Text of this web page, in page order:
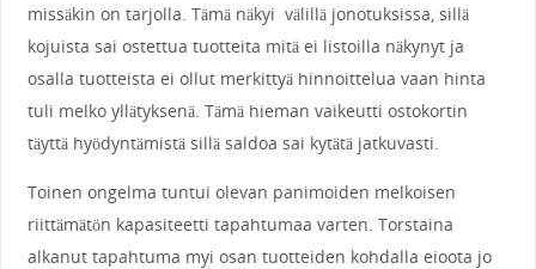
missäkin on tarjolla. Tämä näkyi välillä jonotuksissa, sillä
kojuista sai ostettua tuotteita mitä ei listoilla näkynyt ja
osalla tuotteista ei ollut merkittyä hinnoittelua vaan hinta
tuli melko yllätyksenä. Tämä hieman vaikeutti ostokortin
täyttä hyödyntämistä sillä saldoa sai kytätä jatkuvasti.
Toinen ongelma tuntui olevan panimoiden melkoisen
riittämätön kapasiteetti tapahtumaa varten. Torstaina
alkanut tapahtuma myi osan tuotteiden kohdalla eioota jo